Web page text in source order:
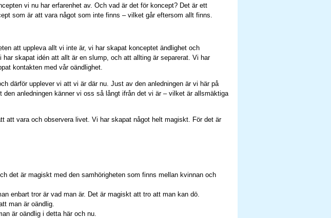
vi nu har erfarenhet av. Och vad är det för koncept? Det är ett
som är att vara något som inte finns – vilket går eftersom allt finns.
att uppleva allt vi inte är, vi har skapat konceptet ändlighet och
skapat idén att allt är en slump, och att allting är separerat. Vi har
kontakten med vår oändlighet.
därför upplever vi att vi är där nu. Just av den anledningen är vi här på
anledningen känner vi oss så långt ifrån det vi är – vilket är allsmäktiga
att vara och observera livet. Vi har skapat något helt magiskt. För det är
det är magiskt med den samhörigheten som finns mellan kvinnan och
enbart tror är vad man är. Det är magiskt att tro att man kan dö.
man är oändlig.
är oändlig i detta här och nu.